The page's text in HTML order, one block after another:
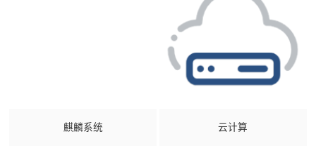
麒麟系统 云计算